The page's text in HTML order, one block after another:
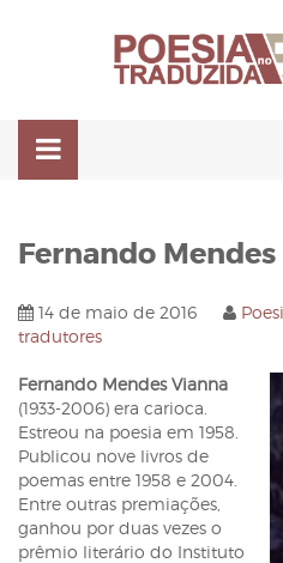
Fernando
14 de maio de 2016
tradutores
Fernando Mendes Vianna
(1933-2006) era carioca.
Estreou na poesia em 1958.
Publicou nove livros de
poemas entre 1958 e 2004.
Entre outras premiações,
ganhou por duas vezes o
prêmio literário do Instituto